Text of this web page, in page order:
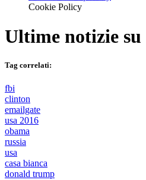
Cookie Policy
Ultime notizie su
Tag correlati:
fbi
clinton
emailgate
usa 2016
obama
russia
usa
casa bianca
donald trump